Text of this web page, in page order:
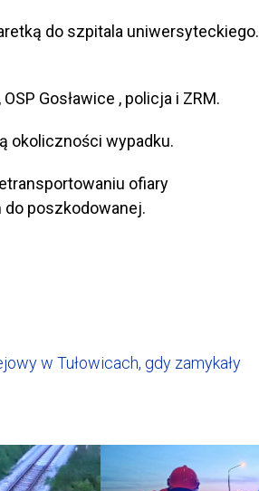
do szpitala uniwersyteckiego.
Gosławice , policja i ZRM.
okoliczności wypadku.
ofiary
poszkodowanej.
w Tułowicach, gdy zamykały